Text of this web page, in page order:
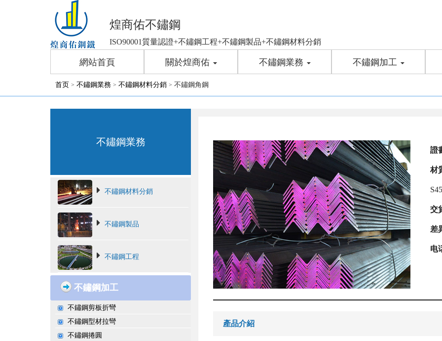
煌商佑不鏽鋼
ISO90001質量認證+不鏽鋼工程+不鏽鋼製品+不鏽鋼材料分銷
網站首頁 關於煌商佑 不鏽鋼業務 不鏽鋼加工
首页 > 不鏽鋼業務 > 不鏽鋼材料分銷 > 不鏽鋼角鋼
不鏽鋼業務
不鏽鋼材料分銷
不鏽鋼製品
不鏽鋼工程
不鏽鋼加工
不鏽鋼剪板折彎
不鏽鋼型材拉彎
不鏽鋼捲圓
證
材
交
差
电
產品介紹